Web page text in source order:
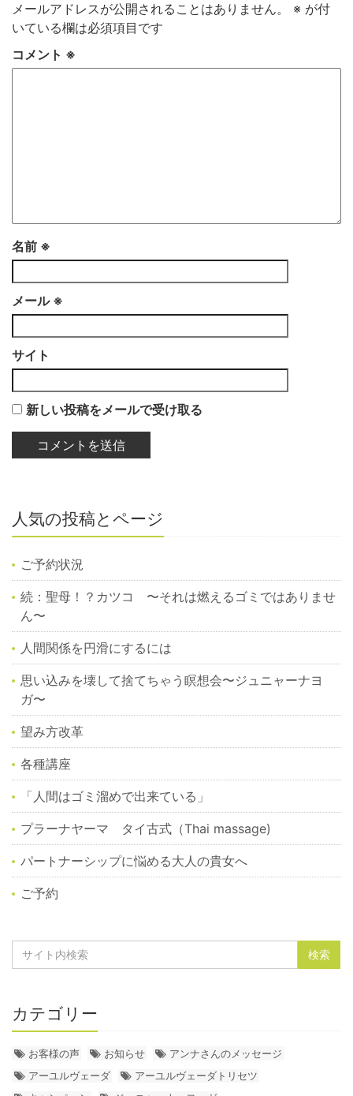
メールアドレスが公開されることはありません。 ※ が付
いている欄は必須項目です
コメント ※
名前 ※
メール ※
サイト
新しい投稿をメールで受け取る
人気の投稿とページ
ご予約状況
続：聖母！？カツコ 〜それは燃えるゴミではありませ
ん〜
人間関係を円滑にするには
思い込みを壊して捨てちゃう瞑想会〜ジュニャーナヨ
ガ〜
望み方改革
各種講座
「人間はゴミ溜めで出来ている」
プラーナヤーマ タイ古式（Thai massage)
パートナーシップに悩める大人の貴女へ
ご予約
カテゴリー
お客様の声 お知らせ
アンナさんのメッセージ
アーユルヴェーダ
アーユルヴェーダトリセツ